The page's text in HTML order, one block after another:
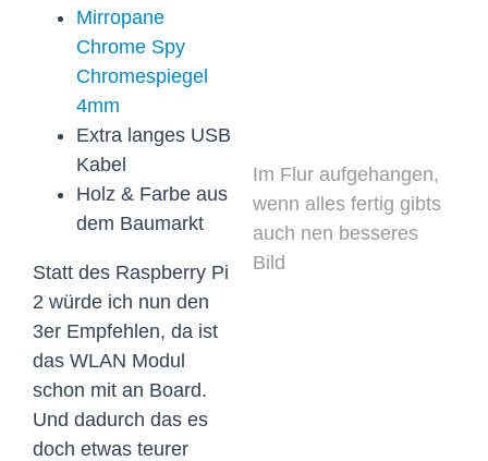
Mirropane
Chrome Spy
Chromespiegel
4mm
Extra langes USB
Kabel
Holz & Farbe aus
dem Baumarkt
Statt des Raspberry Pi
2 würde ich nun den
3er Empfehlen, da ist
das WLAN Modul
schon mit an Board.
Und dadurch das es
doch etwas teurer
Im Flur aufgehangen,
wenn alles fertig gibts
auch nen besseres
Bild